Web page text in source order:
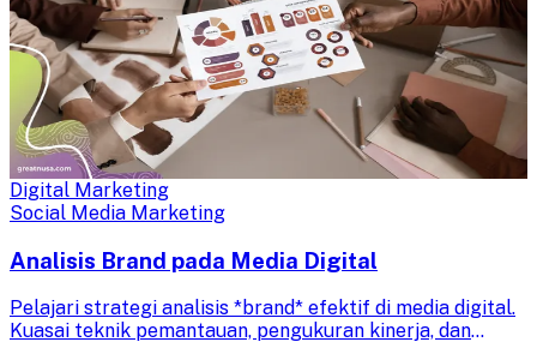
Digital Marketing
Social Media Marketing
Analisis Brand pada Media Digital
Pelajari strategi analisis *brand* efektif di media digital.
Kuasai teknik pemantauan, pengukuran kinerja, dan